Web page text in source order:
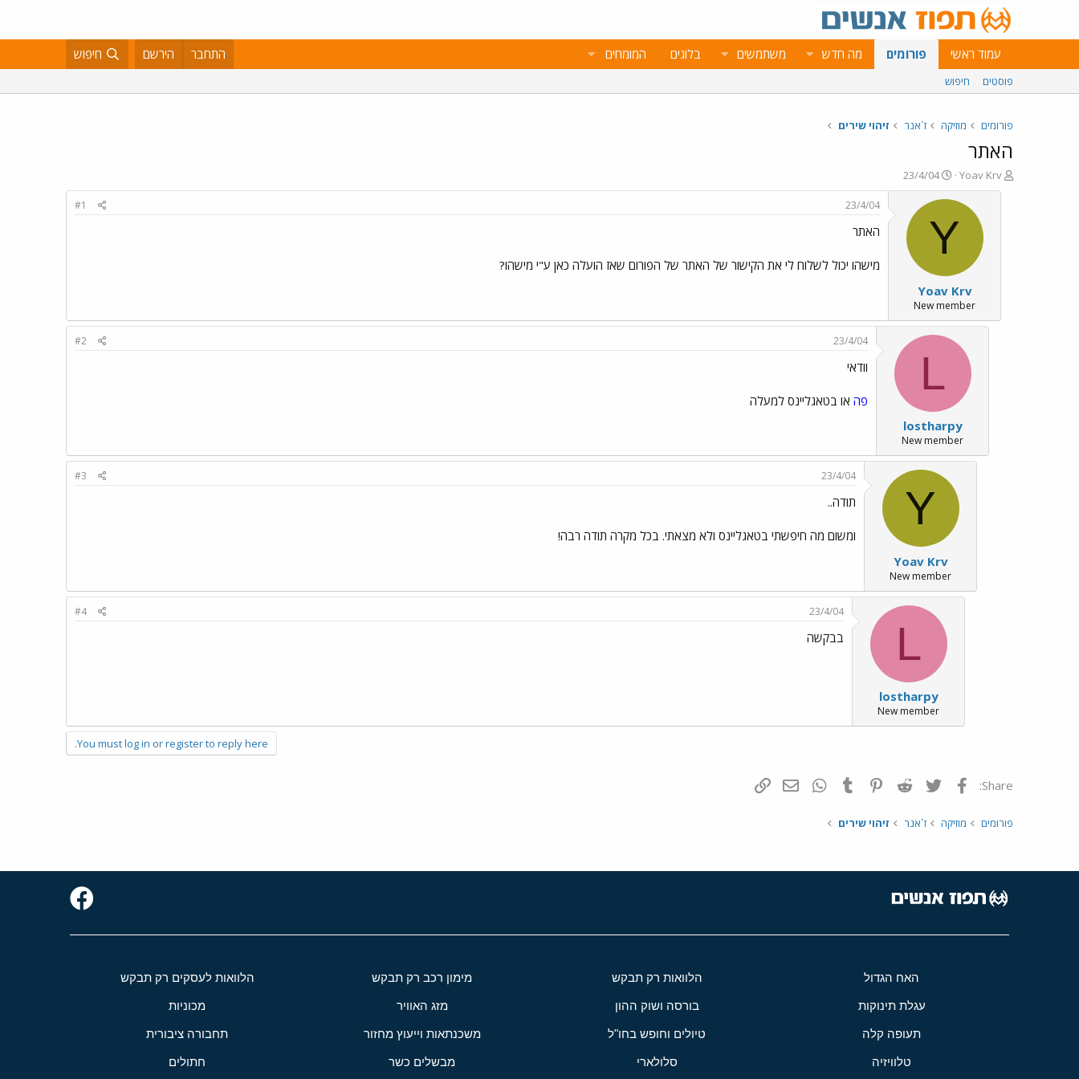
עמוד ראשי פורומים מה חדש משתמשים בלוגים המומחים התחבר הירשם חיפוש
פוסטים חיפוש
פורומים מוזיקה ז`אנר זיהוי שירים
האתר
פ
ו
Yoav Krv
פ
ו
ר
ם
א
ר
י
ך
23/4/04
Y
Yoav Krv
New member
23/4/04
#1
האתר
מישהו יכול לשלוח לי את הקישור של האתר של הפורום שאז הועלה כאן ע"י מישהו?
L
lostharpy
New member
23/4/04
#2
וודאי
פה או בטאגליינס למעלה
Y
Yoav Krv
New member
23/4/04
#3
תודה..
ומשום מה חיפשתי בטאגליינס ולא מצאתי. בכל מקרה תודה רבה!
L
lostharpy
New member
23/4/04
#4
בבקשה
You must log in or register to reply here.
Share: פייסבוק Twitter
Reddit
Pinterest
Tumblr
WhatsAppדואר אלקטרוני
פורומים מוזיקה ז`אנר זיהוי שירים
האח הגדול הלוואות רק תבקש מימון רכב רק תבקש הלוואות לעסקים רק תבקש
עגלת תינוקות בורסה ושוק ההון מזג האוויר מכוניות
תעופה קלה טיולים וחופש בחו"ל משכנתאות וייעוץ מחזור תחבורה ציבורית
טלוויזיה סלולארי מבשלים כשר חתולים